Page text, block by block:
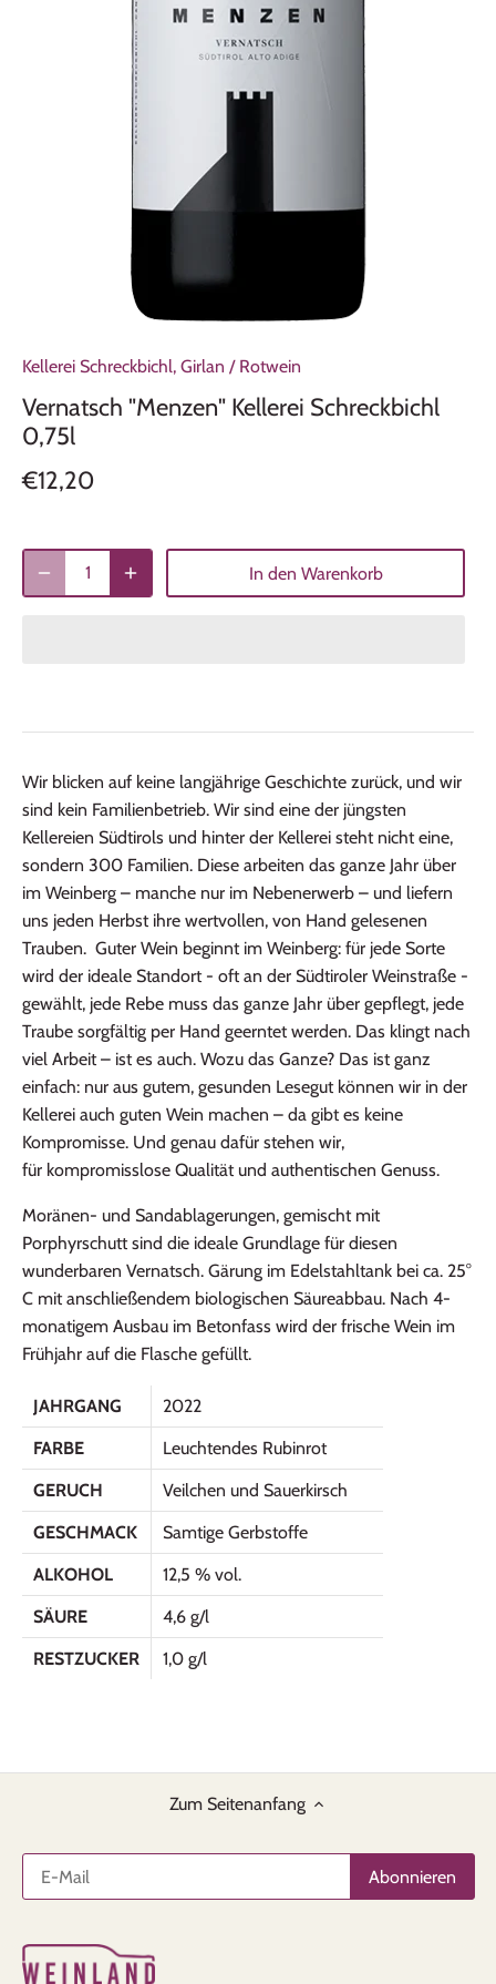
Kellerei Schreckbichl, Girlan / Rotwein
Vernatsch "Menzen" Kellerei Schreckbichl
0,75l
€12,20
In den Warenkorb
Wir blicken auf keine langjährige Geschichte zurück, und wir
sind kein Familienbetrieb. Wir sind eine der jüngsten
Kellereien Südtirols und hinter der Kellerei steht nicht eine,
sondern 300 Familien. Diese arbeiten das ganze Jahr über
im Weinberg – manche nur im Nebenerwerb – und liefern
uns jeden Herbst ihre wertvollen, von Hand gelesenen
Trauben. Guter Wein beginnt im Weinberg: für jede Sorte
wird der ideale Standort - oft an der Südtiroler Weinstraße -
gewählt, jede Rebe muss das ganze Jahr über gepflegt, jede
Traube sorgfältig per Hand geerntet werden. Das klingt nach
viel Arbeit – ist es auch. Wozu das Ganze? Das ist ganz
einfach: nur aus gutem, gesunden Lesegut können wir in der
Kellerei auch guten Wein machen – da gibt es keine
Kompromisse. Und genau dafür stehen wir,
für kompromisslose Qualität und authentischen Genuss.
Moränen- und Sandablagerungen, gemischt mit
Porphyrschutt sind die ideale Grundlage für diesen
wunderbaren Vernatsch. Gärung im Edelstahltank bei ca. 25°
C mit anschließendem biologischen Säureabbau. Nach 4-
monatigem Ausbau im Betonfass wird der frische Wein im
Frühjahr auf die Flasche gefüllt.
JAHRGANG
2022
FARBE
Leuchtendes Rubinrot
GERUCH
Veilchen und Sauerkirsch
GESCHMACK
Samtige Gerbstoffe
ALKOHOL
12,5 % vol.
SÄURE
4,6 g/l
RESTZUCKER
1,0 g/l
Zum Seitenanfang